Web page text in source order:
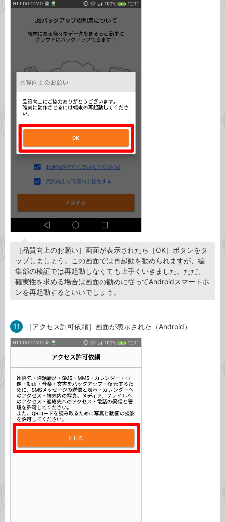
［品質向上のお願い］画面が表示されたら［OK］ボタンをタ
ップしましょう。この画面では再起動を勧められますが、編
集部の検証では再起動しなくても上手くいきました。ただ、
確実性を求める場合は画面の勧めに従ってAndroidスマートホ
ンを再起動するといいでしょう。
11 ［アクセス許可依頼］画面が表示された（Android）